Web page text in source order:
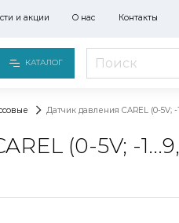
и акции О нас Контакты
КАТАЛОГ
Датчик давления CAREL (0-5V; -
(0-5V; -